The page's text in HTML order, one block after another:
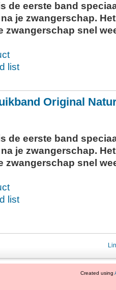
de eerste band
je zwangerschap. Het
zwangerschap snel
list
Original
de eerste band
je zwangerschap. Het
zwangerschap snel
list
Created using